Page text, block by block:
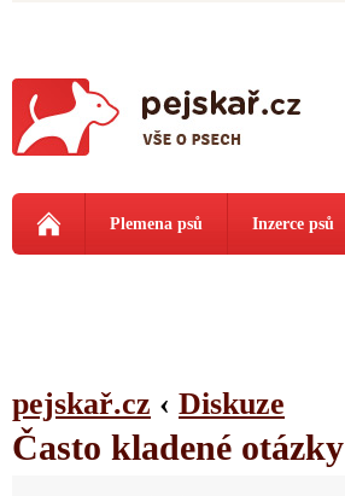
Plemena psů Inzerce psů
pejskař.cz ‹ Diskuze
Často kladené otázky